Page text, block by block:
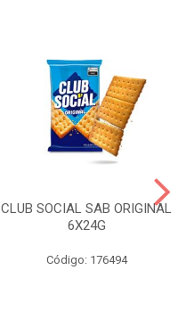
CLUB SOCIAL SAB ORIGINAL
6X24G
Código: 176494